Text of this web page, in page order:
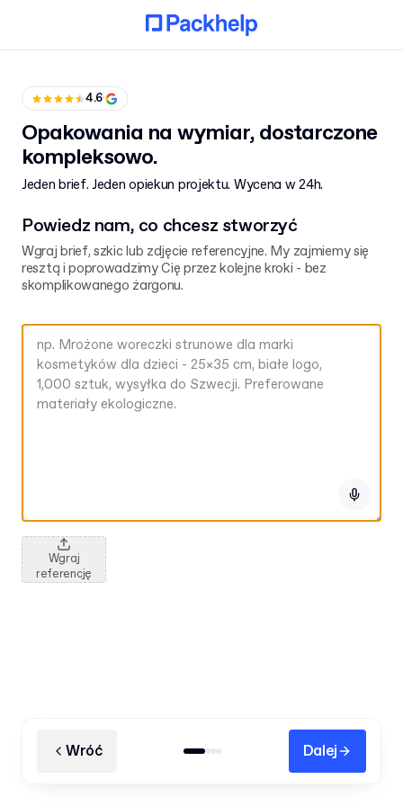
4.6·
Opakowania na wymiar, dostarczone
kompleksowo.
Jeden brief. Jeden opiekun projektu. Wycena w 24h.
Powiedz nam, co chcesz stworzyć
Wgraj brief, szkic lub zdjęcie referencyjne. My zajmiemy się
resztą i poprowadzimy Cię przez kolejne kroki - bez
skomplikowanego żargonu.
Wgraj
referencję
Wróć Dalej